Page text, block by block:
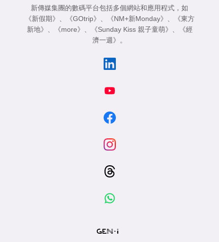
新傳媒集團的數碼平台包括多個網站和應用程式，如
《新假期》 、 《GOtrip》 、 《NM+新Monday》 、
《東方
新地》 、 《more》 、 《Sunday Kiss 親子童萌》 、
《經
濟一週》 。